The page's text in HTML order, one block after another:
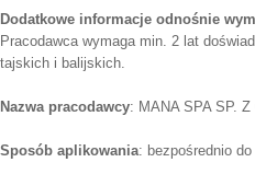
Dodatkowe informacje odnośnie
Pracodawca wymaga min. 2 lat
tajskich i balijskich.
Nazwa pracodawcy: MANA SPA SP. Z
Sposób aplikowania: bezpośrednio